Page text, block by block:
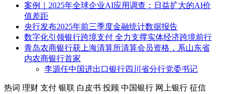
案例｜2025年全球企业AI应用调查：日益扩大的AI价
值差距
央行发布2025年前三季度金融统计数据报告
数字化引领银行跨境支付 全力支撑实体经济跨境前行
青岛农商银行获上海清算所清算会员资格，系山东省
内农商银行首家
李源任中国进出口银行四川省分行党委书记
热词 理财 支付 银联 白皮书 投顾 中国银行 网上银行 征信